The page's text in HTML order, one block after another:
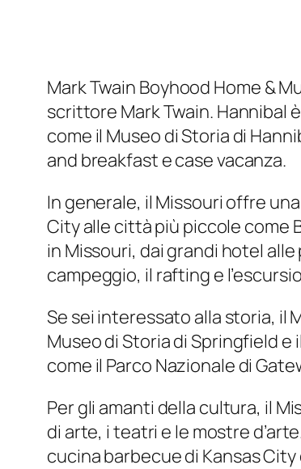
Mark Twain Boyhood Home &
scrittore Mark Twain. Hannibal
come il Museo di Storia di
and breakfast e case vacanza.
In generale, il Missouri offre
City alle città più piccole come
in Missouri, dai grandi hotel
campeggio, il rafting e
Se sei interessato alla storia, il
Museo di Storia di Springfield
come il Parco Nazionale di
Per gli amanti della cultura, il
di arte, i teatri e le mostre
cucina barbecue di Kansas City